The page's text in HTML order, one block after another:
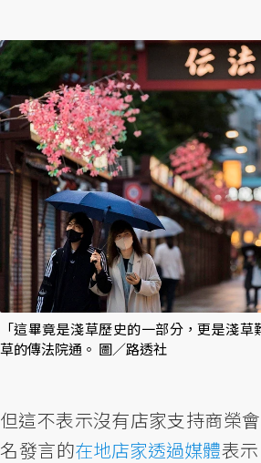
「這畢竟是淺草歷史的一部分，更是淺
草的傳法院通。 圖／路透社
但這不表示沒有店家支持商榮
名發言的在地店家透過媒體表